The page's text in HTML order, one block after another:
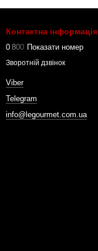
Контактна інформація
0 800 Показати номер
Зворотній дзвінок
Viber
Telegram
info@legourmet.com.ua